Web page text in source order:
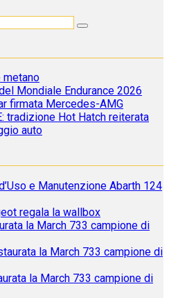
metano
Mondiale Endurance 2026
firmata Mercedes-AMG
auto
e Manutenzione Abarth 124
la March 733 campione di
la March 733 campione di